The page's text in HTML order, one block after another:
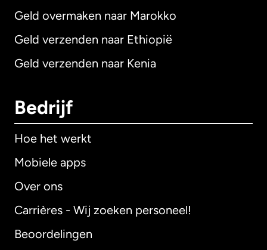
Geld overmaken naar Marokko
Geld verzenden naar Ethiopië
Geld verzenden naar Kenia
Bedrijf
Hoe het werkt
Mobiele apps
Over ons
Carrières - Wij zoeken personeel!
Beoordelingen